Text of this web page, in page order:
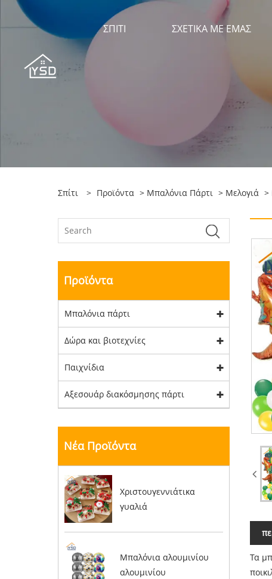
ΣΠΊΤΙ ΣΧΕΤΙΚΆ ΜΕ ΕΜΆΣ
Σπίτι > Προϊόντα > Μπαλόνια Πάρτι > Μελογιά >
Προϊόντα
Μπαλόνια πάρτι
Δώρα και βιοτεχνίες
Παιχνίδια
Αξεσουάρ διακόσμησης πάρτι
Νέα Προϊόντα
Χριστουγεννιάτικα
γυαλιά
Μπαλόνια αλουμινίου
αλουμινίου
Τα